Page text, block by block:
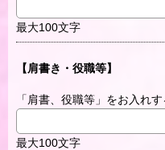
最大100文字
【肩書き・役職等】
「肩書、役職等」をお入れ
最大100文字